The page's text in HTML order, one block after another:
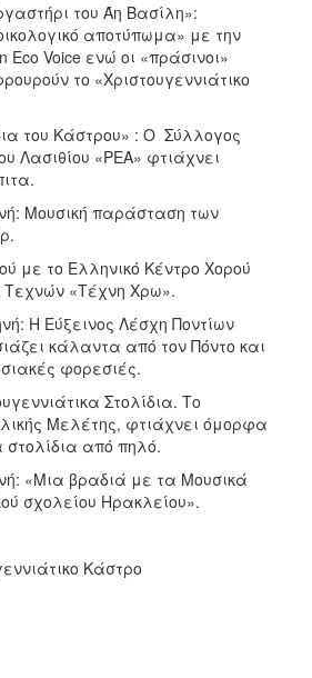
του Άη Βασίλη»:
αποτύπωμα» με την
Voice ενώ οι «πράσινοι»
το «Χριστουγεννιάτικο
του Κάστρου» : Ο Σύλλογος
Λασιθίου «ΡΕΑ» φτιάχνει
Μουσική παράσταση των
με το Ελληνικό Κέντρο Χορού
«Τέχνη Χρω».
Η Εύξεινος Λέσχη Ποντίων
κάλαντα από τον Πόντο και
φορεσιές.
Στολίδια. Το
Μελέτης, φτιάχνει όμορφα
στολίδια από πηλό.
«Μια βραδιά με τα Μουσικά
σχολείου Ηρακλείου».
Κάστρο